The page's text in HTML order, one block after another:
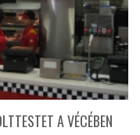
A VÉCÉBEN